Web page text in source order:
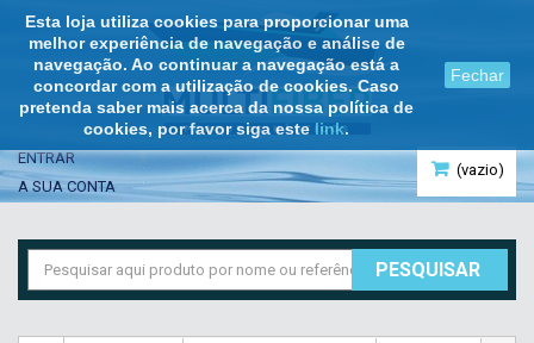
Esta loja utiliza cookies para proporcionar uma
melhor experiência de navegação e análise de
navegação. Ao continuar a navegação está a
concordar com a utilização de cookies. Caso
pretenda saber mais acerca da nossa política de
cookies, por favor siga este link.
Fechar
(vazio)
ENTRAR
A SUA CONTA
PESQUISAR